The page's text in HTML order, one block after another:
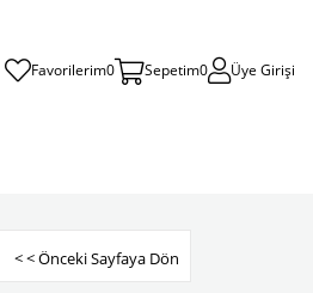
Favorilerim0 Sepetim0 Üye Girişi
< < Önceki Sayfaya Dön